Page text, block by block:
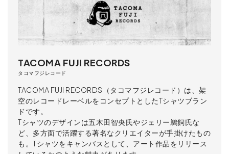
TACOMA FUJI RECORDS
タコマフジレコード
TACOMA FUJI RECORDS（タコマフジレコード）は、架
空のレコードレーベルをコンセプトとしたTシャツブラン
ドです。
Tシャツのデザインは五木田智央氏やジェリー鵜飼氏な
ど、多方面で活躍する著名なクリエイターが手掛けたもの
も。Tシャツをキャンバスとして、アート作品をリリース